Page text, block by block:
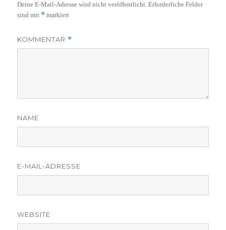
Deine E-Mail-Adresse wird nicht veröffentlicht. Erforderliche Felder
sind mit * markiert
KOMMENTAR *
NAME
E-MAIL-ADRESSE
WEBSITE